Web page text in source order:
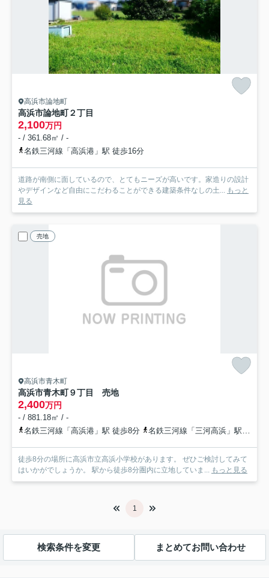
高浜市論地町
高浜市論地町２丁目
2,100万円
- / 361.68㎡ / -
名鉄三河線「高浜港」駅 徒歩16分
道路が南側に面しているので、とてもニーズが高いです。家造りの設計
やデザインなど自由にこだわることができる建築条件なしの土...
もっと
見る
売地
高浜市青木町
高浜市青木町９丁目 売地
2,400万円
- / 881.18㎡ / -
名鉄三河線「高浜港」駅 徒歩8分
名鉄三河線「三河高浜」駅 徒歩15分
徒歩8分の場所に高浜市立高浜小学校があります。 ぜひご検討してみて
はいかがでしょうか。 駅から徒歩8分圏内に立地していま... もっと見る
1
検索条件を変更 まとめてお問い合わせ